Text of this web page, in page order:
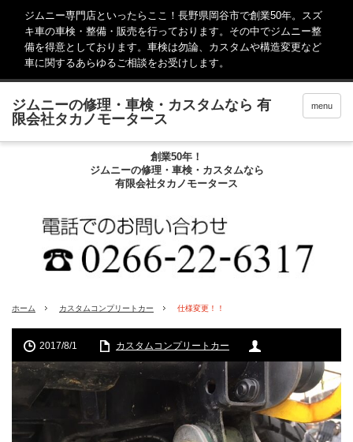
ジムニー専門店といったらここ！長野県岡谷市で創業50年。スズ
キ車の車検・整備・販売を行っております。その中でジムニー整
備を得意としております。車検は勿論、カスタムや構造変更など
車に関するあらゆるご相談をお受けします。
menu
創業50年！
ジムニーの修理・車検・カスタムなら
有限会社タカノモータース
ホーム カスタムコンプリートカー 仕様変更！！
2017/8/1 カスタムコンプリートカー